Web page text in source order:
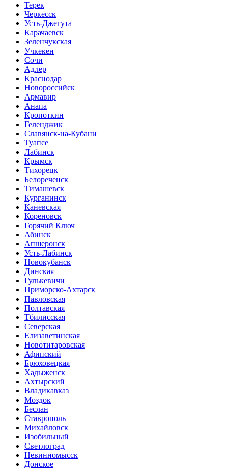
Терек
Черкесск
Усть-Джегута
Карачаевск
Зеленчукская
Учкекен
Сочи
Адлер
Краснодар
Новороссийск
Армавир
Анапа
Кропоткин
Геленджик
Славянск-на-Кубани
Туапсе
Лабинск
Крымск
Тихорецк
Белореченск
Тимашевск
Курганинск
Каневская
Кореновск
Горячий Ключ
Абинск
Апшеронск
Усть-Лабинск
Новокубанск
Динская
Гулькевичи
Приморско-Ахтарск
Павловская
Полтавская
Тбилисская
Северская
Елизаветинская
Новотитаровская
Афипский
Брюховецкая
Хадыженск
Ахтырский
Владикавказ
Моздок
Беслан
Ставрополь
Михайловск
Изобильный
Светлоград
Невинномысск
Донское